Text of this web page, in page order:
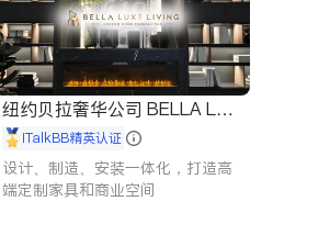
纽约贝拉奢华公司 BELLA LUX
E iTalkBB精英认证
设计、制造、安装一体化，打造高
端定制家具和商业空间